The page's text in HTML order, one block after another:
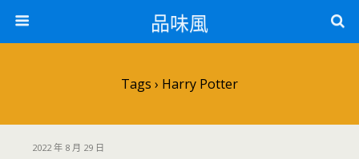
品味風
Tags › Harry Potter
2022 年 8 月 29 日